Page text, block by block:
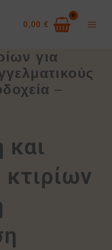
0,00 €
για
–
και